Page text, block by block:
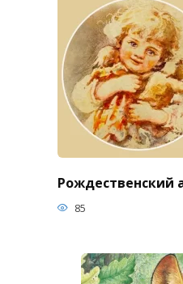
Рождественский
85